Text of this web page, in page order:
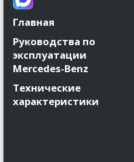
Главная
Руководства по
эксплуатации
Mercedes-Benz
Технические
характеристики